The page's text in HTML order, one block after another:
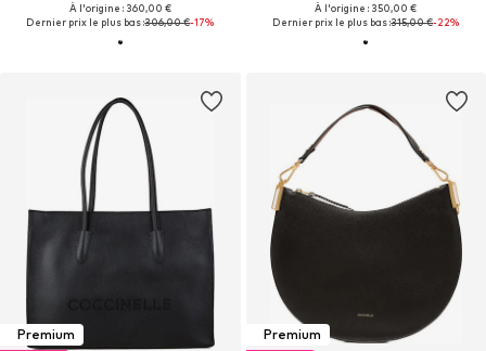
À l'origine : 360,00 €
Dernier prix le plus bas :306,00 €-17%
À l'origine : 350,00 €
Dernier prix le plus bas :315,00 €-22%
Premium
Premium